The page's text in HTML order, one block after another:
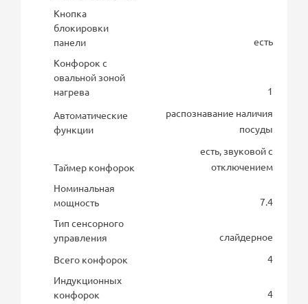
Кнопка
блокировки
панели
есть
Конфорок с
овальной зоной
нагрева
1
Автоматические
функции
распознавание наличия
посуды
Таймер конфорок
есть, звуковой с
отключением
Номинальная
мощность
7.4
Тип сенсорного
управления
слайдерное
Всего конфорок
4
Индукционных
конфорок
4